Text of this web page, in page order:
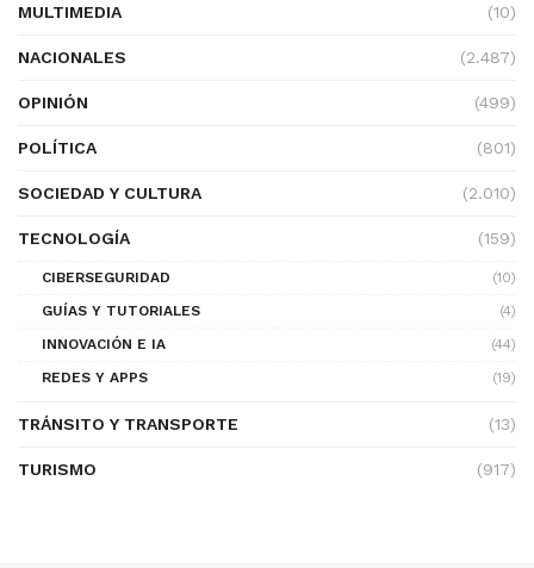
MULTIMEDIA (10)
NACIONALES (2.487)
OPINIÓN (499)
POLÍTICA (801)
SOCIEDAD Y CULTURA (2.010)
TECNOLOGÍA (159)
CIBERSEGURIDAD
(10)
GUÍAS Y TUTORIALES
(4)
INNOVACIÓN E IA
(44)
REDES Y APPS
(19)
TRÁNSITO Y TRANSPORTE (13)
TURISMO (917)